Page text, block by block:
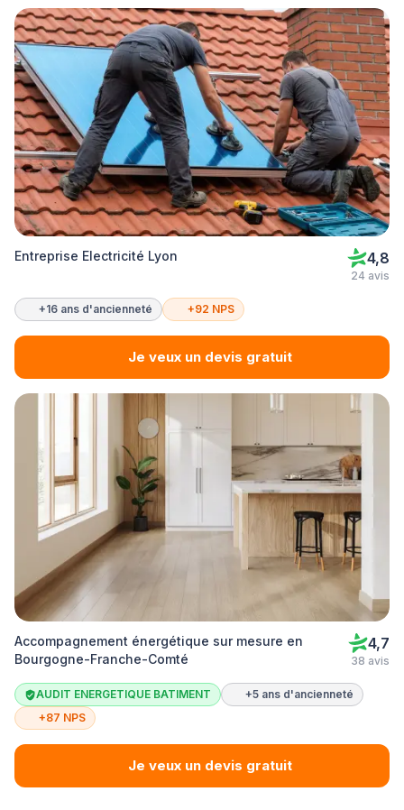
Entreprise Electricité Lyon 4,8
24 avis
+16 ans d'ancienneté +92 NPS
Je veux un devis gratuit
Accompagnement énergétique sur mesure en
Bourgogne-Franche-Comté
4,7
38 avis
AUDIT ENERGETIQUE BATIMENT
+5 ans d'ancienneté
+87 NPS
Je veux un devis gratuit